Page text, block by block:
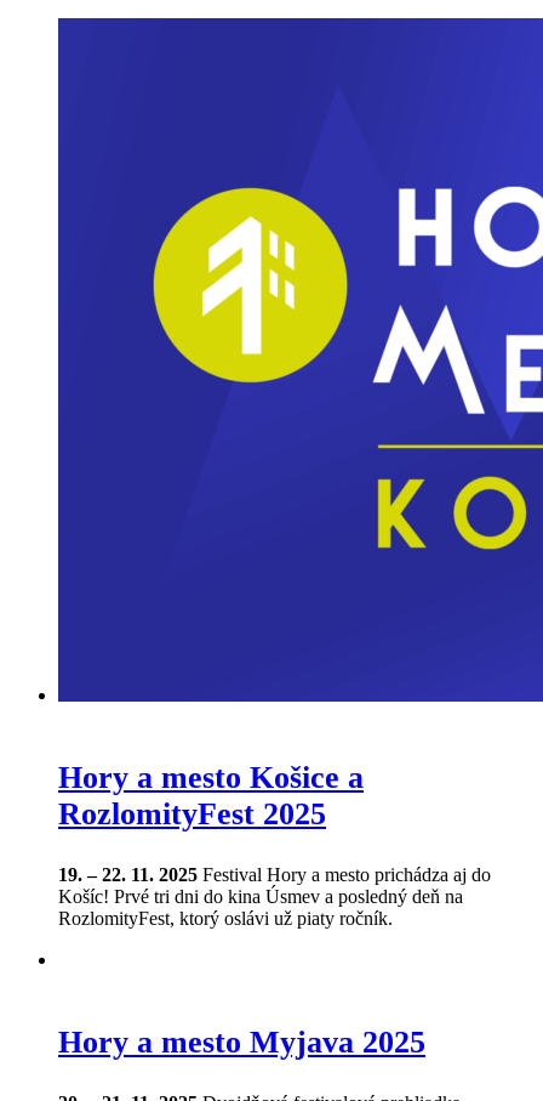
Hory a mesto Košice a
RozlomityFest 2025
19. – 22. 11. 2025 Festival Hory a mesto prichádza aj do
Košíc! Prvé tri dni do kina Úsmev a posledný deň na
RozlomityFest, ktorý oslávi už piaty ročník.
Hory a mesto Myjava 2025